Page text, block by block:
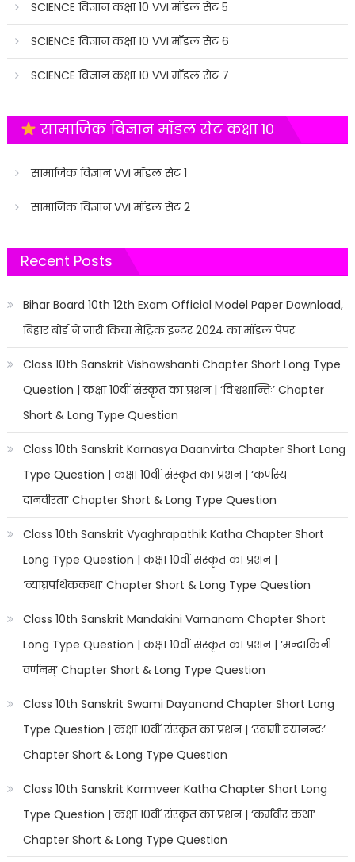
SCIENCE विज्ञान कक्षा 10 VVI मॉडल सेट 5
SCIENCE विज्ञान कक्षा 10 VVI मॉडल सेट 6
SCIENCE विज्ञान कक्षा 10 VVI मॉडल सेट 7
सामाजिक विज्ञान मॉडल सेट कक्षा 10
सामाजिक विज्ञान VVI मॉडल सेट 1
सामाजिक विज्ञान VVI मॉडल सेट 2
Recent Posts
Bihar Board 10th 12th Exam Official Model Paper Download,
बिहार बोर्ड ने जारी किया मैट्रिक इन्टर 2024 का मॉडल पेपर
Class 10th Sanskrit Vishawshanti Chapter Short Long Type
Question | कक्षा 10वीं संस्कृत का प्रशन | ‘विश्वशान्तिः’ Chapter
Short & Long Type Question
Class 10th Sanskrit Karnasya Daanvirta Chapter Short Long
Type Question | कक्षा 10वीं संस्कृत का प्रशन | ‘कर्णस्य
दानवीरता’ Chapter Short & Long Type Question
Class 10th Sanskrit Vyaghrapathik Katha Chapter Short
Long Type Question | कक्षा 10वीं संस्कृत का प्रशन |
‘व्याघ्रपथिककथा’ Chapter Short & Long Type Question
Class 10th Sanskrit Mandakini Varnanam Chapter Short
Long Type Question | कक्षा 10वीं संस्कृत का प्रशन | ‘मन्दाकिनी
वर्णनम्’ Chapter Short & Long Type Question
Class 10th Sanskrit Swami Dayanand Chapter Short Long
Type Question | कक्षा 10वीं संस्कृत का प्रशन | ‘स्वामी दयानन्दः’
Chapter Short & Long Type Question
Class 10th Sanskrit Karmveer Katha Chapter Short Long
Type Question | कक्षा 10वीं संस्कृत का प्रशन | ‘कर्मवीर कथा’
Chapter Short & Long Type Question